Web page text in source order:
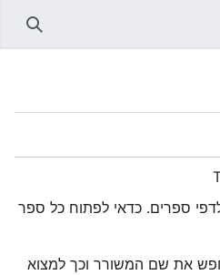
ספרים. כדאי לפתוח כל ספר
את שם המשורר וכך למצוא